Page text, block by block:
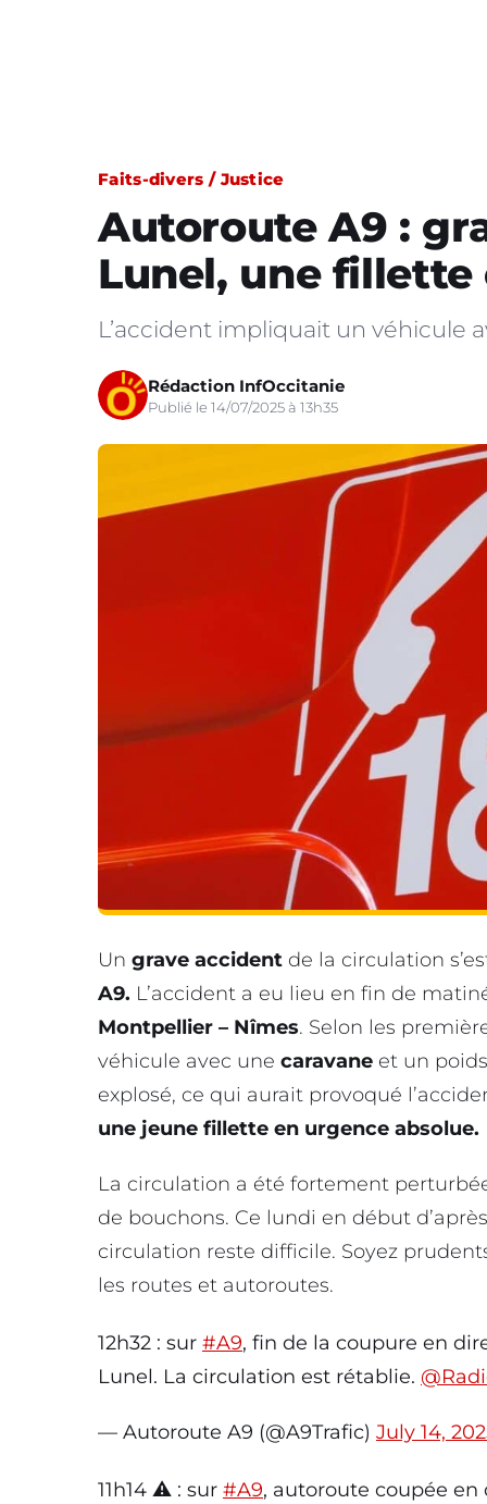
Faits-divers / Justice
Autoroute A9 :
Lunel, une fillette
L’accident impliquait un véhicule
Rédaction InfOccitanie
Publié le 14/07/2025 à 13h35
Un grave accident de la circulation
A9. L’accident a eu lieu en fin de
Montpellier – Nîmes. Selon les
véhicule avec une caravane et un
explosé, ce qui aurait provoqué
une jeune fillette en urgence absolue.
La circulation a été fortement
de bouchons. Ce lundi en début
circulation reste difficile. Soyez
les routes et autoroutes.
12h32 : sur #A9, fin de la coupure en
Lunel. La circulation est rétablie.
— Autoroute A9 (@A9Trafic) July 14,
11h14 ⚠️ : sur #A9, autoroute coupée en